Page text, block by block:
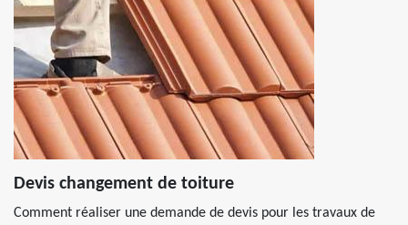
Devis changement de toiture
Comment réaliser une demande de devis pour les travaux de